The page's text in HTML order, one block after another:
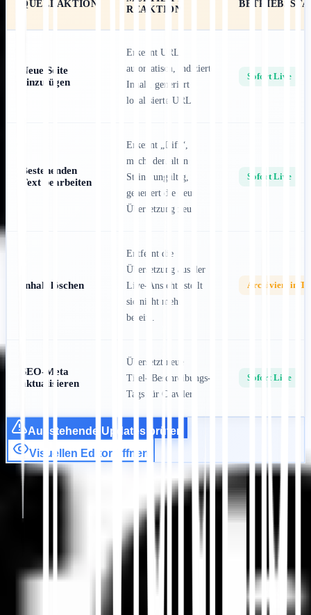
QUELLAKTION
REAKTION
Neue Seite
hinzufügen
Erkennt URL
automatisch, indiziert
Inhalt, generiert
lokalisierte URL.
Sofort Live
Bestehenden
Text bearbeiten
Erkennt „Diff“,
macht den alten
String ungültig,
generiert die neue
Übersetzung neu.
Sofort Live
Inhalt löschen
Entfernt die
Übersetzung aus der
Live-Ansicht (stellt
sie nicht mehr
bereit).
Archiviert in
SEO-Meta
aktualisieren
Übersetzt neue
Titel-/Beschreibungs-
Tags für Crawler.
Sofort Live
Ausstehende Updates prüfen
Visuellen Editor öffnen
Support kontaktieren
In diesem Artikel